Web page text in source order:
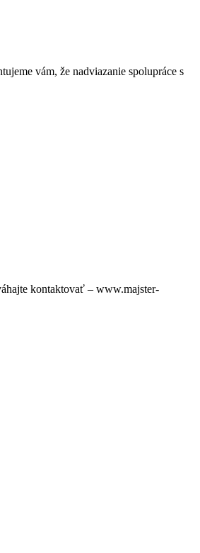
vám, že nadviazanie spolupráce s
kontaktovať – www.majster-